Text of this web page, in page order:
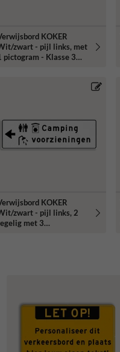
KOKER
zwart - pijl links, met
pictogram - Klasse 3
KOKER
zwart - pijl links, 2
met 3